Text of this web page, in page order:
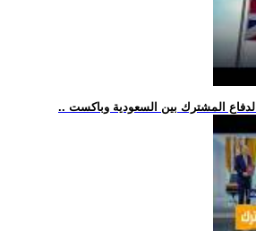
المشترك بين السعودية وباكست